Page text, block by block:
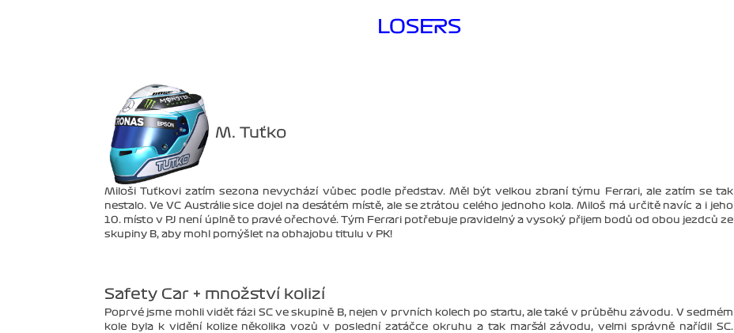
LOSERS
M. Tuťko
Miloši Tuťkovi zatím sezona nevychází vůbec podle představ. Měl být velkou zbraní týmu Ferrari, ale zatím se tak
nestalo. Ve VC Austrálie sice dojel na desátém místě, ale se ztrátou celého jednoho kola. Miloš má určitě navíc a i jeho
10. místo v PJ není úplně to pravé ořechové. Tým Ferrari potřebuje pravidelný a vysoký přijem bodů od obou jezdců ze
skupiny B, aby mohl pomýšlet na obhajobu titulu v PK!
Safety Car + množství kolizí
Poprvé jsme mohli vidět fázi SC ve skupině B, nejen v prvních kolech po startu, ale také v průběhu závodu. V sedmém
kole byla k vidění kolize několika vozů v poslední zatáčce okruhu a tak maršál závodu, velmi správně nařídil SC.